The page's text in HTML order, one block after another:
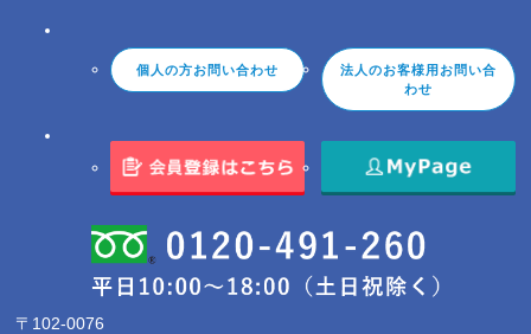
個人の方お問い合わせ
法人のお客様用お問い合
わせ
〒102-0076